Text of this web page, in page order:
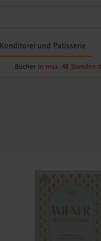
Konditorei und Patisserie
Bücher in max. 48 Stunden